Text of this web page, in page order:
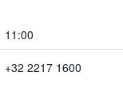
11:00
+32 2217 1600